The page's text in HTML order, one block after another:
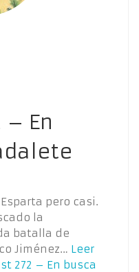
– En
pero casi.
la
batalla de
Jiménez… Leer
272 – En busca